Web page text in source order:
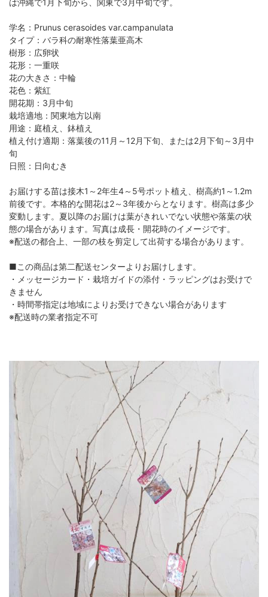
学名：Prunus cerasoides var.campanulata
タイプ：バラ科の耐寒性落葉亜高木
樹形：広卵状
花形：一重咲
花の大きさ：中輪
花色：紫紅
開花期：3月中旬
栽培適地：関東地方以南
用途：庭植え、鉢植え
植え付け適期：落葉後の11月～12月下旬、または2月下旬～3月中
旬
日照：日向むき
お届けする苗は接木1～2年生4～5号ポット植え、樹高約1～1.2m
前後です。本格的な開花は2～3年後からとなります。樹高は多少
変動します。夏以降のお届けは葉がきれいでない状態や落葉の状
態の場合があります。写真は成長・開花時のイメージです。
※配送の都合上、一部の枝を剪定して出荷する場合があります。
■この商品は第二配送センターよりお届けします。
・メッセージカード・栽培ガイドの添付・ラッピングはお受けで
きません
・時間帯指定は地域によりお受けできない場合があります
※配送時の業者指定不可